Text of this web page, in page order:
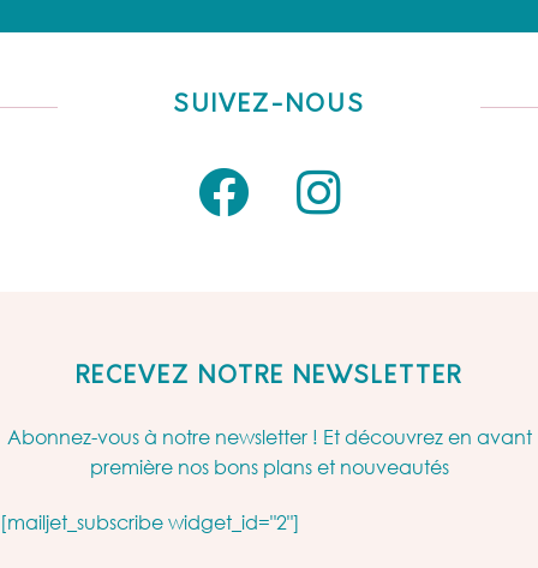
SUIVEZ-NOUS
RECEVEZ NOTRE NEWSLETTER
Abonnez-vous à notre newsletter ! Et découvrez en avant
première nos bons plans et nouveautés
[mailjet_subscribe widget_id="2"]